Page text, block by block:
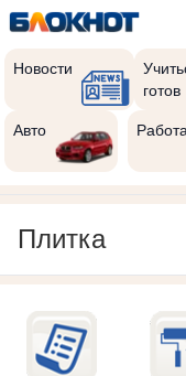
Новости
готов
Авто Работа
Плитка